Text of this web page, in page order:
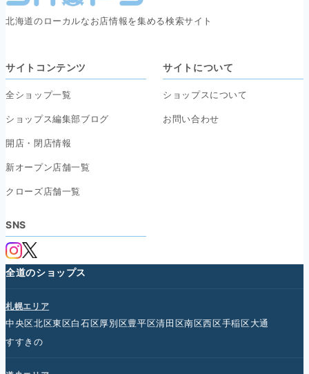
北海道のローカルなお店情報を集める検索サイト
サイトコンテンツ
全ショップ一覧
ショップス編集部ブログ
開店・閉店情報
新オープン店舗一覧
クローズ店舗一覧
サイトについて
ショップスについて
お問い合わせ
SNS
全道のショップス
札幌エリア
中央区北区東区白石区厚別区豊平区清田区南区西区手稲区大通
すすきの